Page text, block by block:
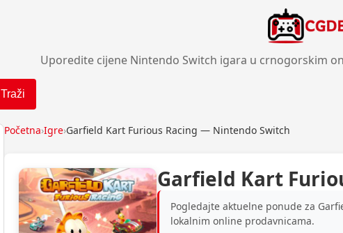
Uporedite cijene Nintendo Switch igara u crnogorskim
Traži
Početna›Igre›Garfield Kart Furious Racing — Nintendo Switch
Garfield Kart
Pogledajte aktuelne ponude za
lokalnim online prodavnicama.